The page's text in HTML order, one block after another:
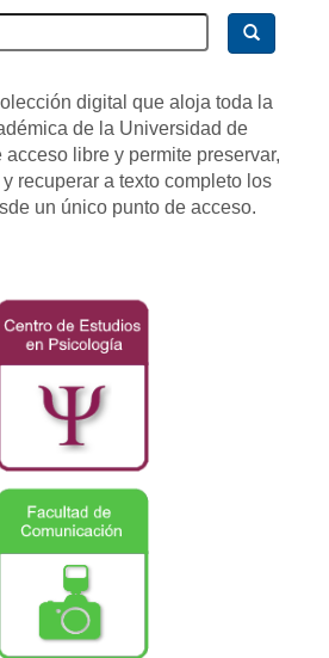
digital que aloja toda la
de la Universidad de
acceso libre y permite preservar,
recuperar a texto completo los
un único punto de acceso.